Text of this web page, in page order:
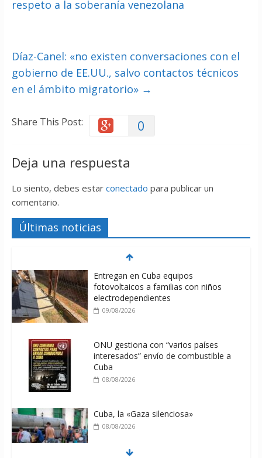
respeto a la soberanía venezolana
Díaz-Canel: «no existen conversaciones con el
gobierno de EE.UU., salvo contactos técnicos
en el ámbito migratorio» →
Share This Post: 0
Deja una respuesta
Lo siento, debes estar conectado para publicar un
comentario.
Últimas noticias
Entregan en Cuba equipos
fotovoltaicos a familias con niños
electrodependientes
09/08/2026
ONU gestiona con “varios países
interesados” envío de combustible a
Cuba
08/08/2026
Cuba, la «Gaza silenciosa»
08/08/2026